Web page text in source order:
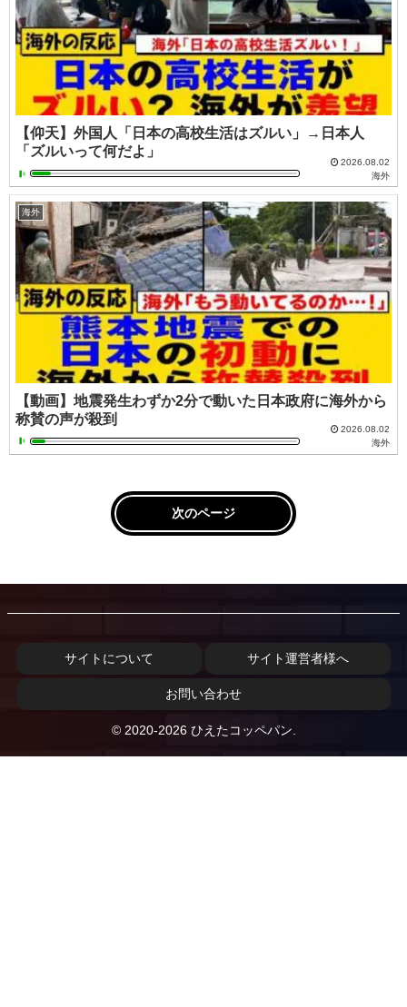
【仰天】外国人「日本の高校生活はズルい」→日本人
「ズルいって何だよ」
2026.08.02
海外
海外
【動画】地震発生わずか2分で動いた日本政府に海外から
称賛の声が殺到
2026.08.02
海外
次のページ
サイトについて サイト運営者様へ
お問い合わせ
© 2020-2026 ひえたコッペパン.